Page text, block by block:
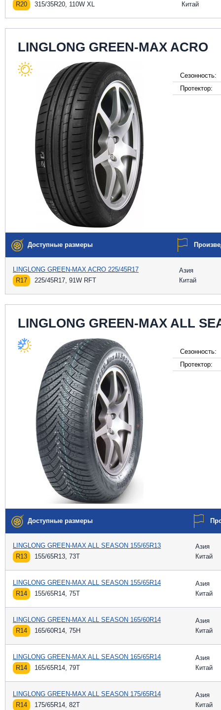
R20
315/35R20, 110W XL
Китай
LINGLONG GREEN-MAX ACRO
Сезонность:
Протектор:
Доступные размеры
LINGLONG GREEN-MAX ACRO 225/45R17
R17
225/45R17, 91W RFT
Азия
Китай
LINGLONG GREEN-MAX ALL
Сезонность:
Протектор:
Доступные размеры
LINGLONG GREEN-MAX ALL SEASON 155/65R13
R13
155/65R13, 73T
Азия
Китай
LINGLONG GREEN-MAX ALL SEASON 155/65R14
R14
155/65R14, 75T
Азия
Китай
LINGLONG GREEN-MAX ALL SEASON 165/60R14
R14
165/60R14, 75H
Азия
Китай
LINGLONG GREEN-MAX ALL SEASON 165/65R14
R14
165/65R14, 79T
Азия
Китай
LINGLONG GREEN-MAX ALL SEASON 175/65R14
R14
175/65R14, 82T
Азия
Китай